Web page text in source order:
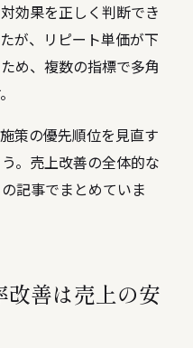
効果を正しく判断でき
が、リピート単価が下
め、複数の指標で多角
策の優先順位を見直す
。 売上改善の全体的な
記事でまとめていま
改善は売上の安